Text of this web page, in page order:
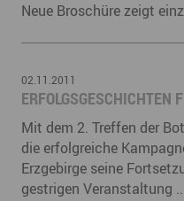
Neue Broschüre zeigt
02.11.2011
ERFOLGSGESCHICHTEN
Mit dem 2. Treffen der
die erfolgreiche
Erzgebirge seine
gestrigen Veranstaltung